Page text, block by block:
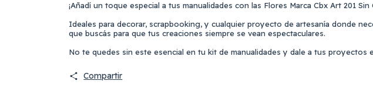
¡Añadí un toque especial a tus manualidades con las Flores Marca Cbx Art 201
Ideales para decorar, scrapbooking, y cualquier proyecto de artesanía donde
que buscás para que tus creaciones siempre se vean espectaculares.
No te quedes sin este esencial en tu kit de manualidades y dale a tus
Compartir